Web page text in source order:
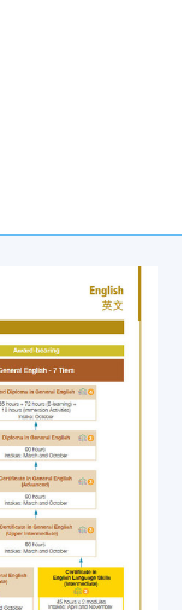
地相同*。根据
的有所不同。
，可以采取虚
的英语教师小
人士；其他教